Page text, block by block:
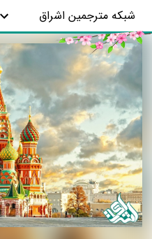
شبکه مترجمین اشراق